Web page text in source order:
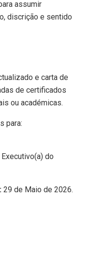
assumir
discrição e sentido
e carta de
de certificados
ou académicas.
para:
do
29 de Maio de 2026.